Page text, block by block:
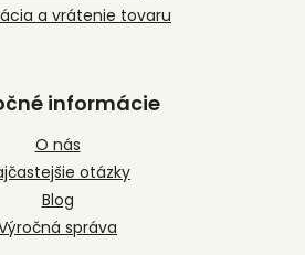
a vrátenie tovaru
informácie
O nás
otázky
Blog
správa